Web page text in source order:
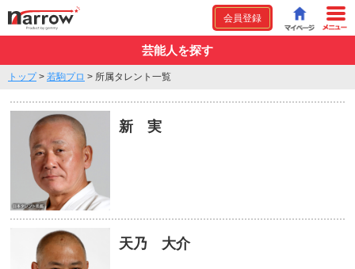
会員登録
芸能人を探す
トップ> 若駒プロ > 所属タレント一覧
新 実
天乃 大介